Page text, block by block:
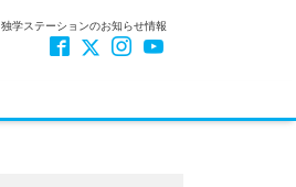
独学ステーションのお知らせ情報